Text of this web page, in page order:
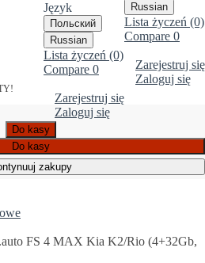
Russian
Lista życzeń (0)
Compare 0
Zarejestruj się
Zaloguj się
Język
Польский
Russian
Lista życzeń (0)
Compare 0
Zarejestruj się
Zaloguj się
Do kasy
Do kasy
zakupy
FS 4 MAX Kia K2/Rio (4+32Gb,